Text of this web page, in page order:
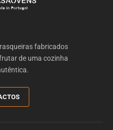
fabricados
de uma cozinha